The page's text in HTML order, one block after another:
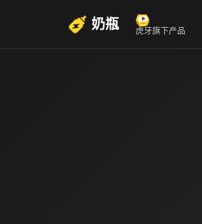
奶瓶 虎牙旗下产品